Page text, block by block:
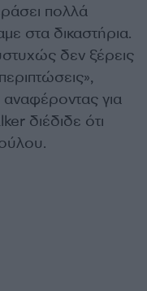
πολλά
στα δικαστήρια.
δεν ξέρεις
για
διέδιδε ότι